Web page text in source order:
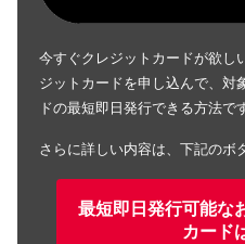
今すぐクレジットカードが欲し
ジットカードを申し込んで、対
ドの最短即日発行できる方法で
さらに詳しい内容は、下記のボ
最短即日発行可能な
カード